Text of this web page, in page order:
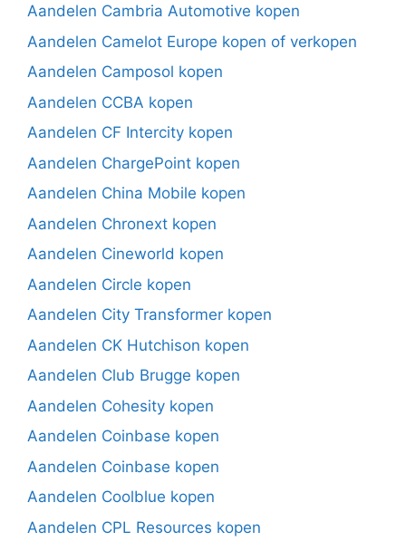
Aandelen Cambria Automotive kopen
Aandelen Camelot Europe kopen of verkopen
Aandelen Camposol kopen
Aandelen CCBA kopen
Aandelen CF Intercity kopen
Aandelen ChargePoint kopen
Aandelen China Mobile kopen
Aandelen Chronext kopen
Aandelen Cineworld kopen
Aandelen Circle kopen
Aandelen City Transformer kopen
Aandelen CK Hutchison kopen
Aandelen Club Brugge kopen
Aandelen Cohesity kopen
Aandelen Coinbase kopen
Aandelen Coinbase kopen
Aandelen Coolblue kopen
Aandelen CPL Resources kopen